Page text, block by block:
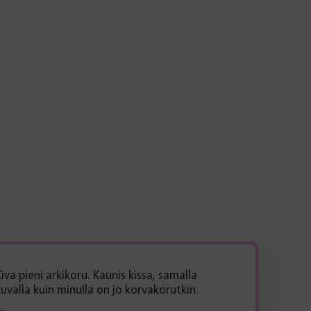
pieni arkikoru. Kaunis kissa, samalla
kuin minulla on jo korvakorutkin.